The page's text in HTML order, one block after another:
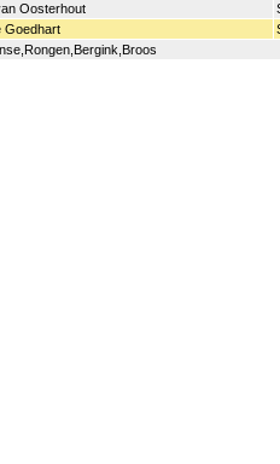
Oosterhout
Goedhart